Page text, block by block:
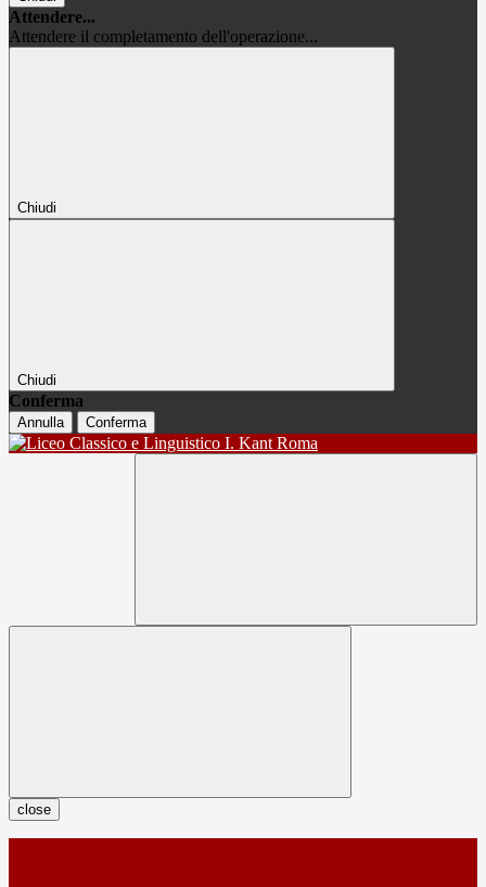
Attendere...
Attendere il completamento dell'operazione...
Chiudi
Chiudi
Conferma
Annulla Conferma
close